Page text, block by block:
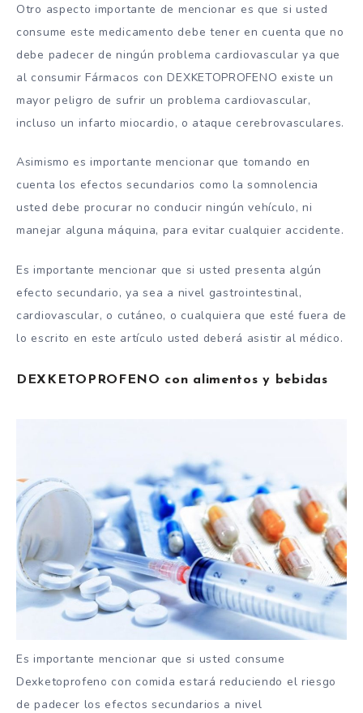
Otro aspecto importante de mencionar es que si usted
consume este medicamento debe tener en cuenta que no
debe padecer de ningún problema cardiovascular ya que
al consumir Fármacos con DEXKETOPROFENO existe un
mayor peligro de sufrir un problema cardiovascular,
incluso un infarto miocardio, o ataque cerebrovasculares.
Asimismo es importante mencionar que tomando en
cuenta los efectos secundarios como la somnolencia
usted debe procurar no conducir ningún vehículo, ni
manejar alguna máquina, para evitar cualquier accidente.
Es importante mencionar que si usted presenta algún
efecto secundario, ya sea a nivel gastrointestinal,
cardiovascular, o cutáneo, o cualquiera que esté fuera de
lo escrito en este artículo usted deberá asistir al médico.
DEXKETOPROFENO con alimentos y bebidas
Es importante mencionar que si usted consume
Dexketoprofeno con comida estará reduciendo el riesgo
de padecer los efectos secundarios a nivel